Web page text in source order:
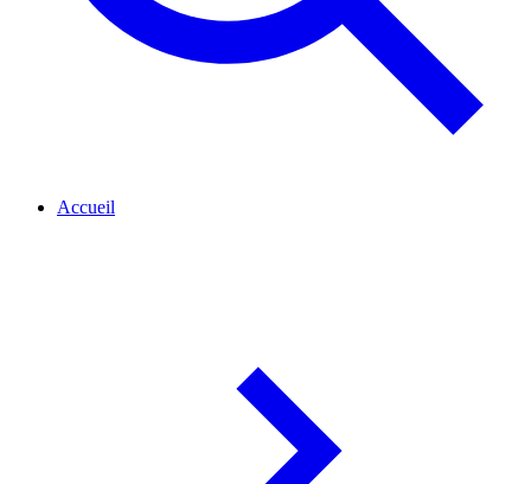
Accueil